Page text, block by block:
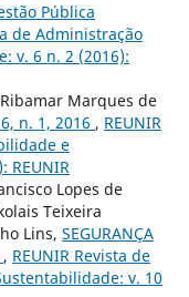
Pública
de Administração
v. 6 n. 2 (2016):
Ribamar Marques de
n. 1, 2016 , REUNIR
e
REUNIR
Lopes de
Teixeira
Lins, SEGURANÇA
, REUNIR Revista de
v. 10